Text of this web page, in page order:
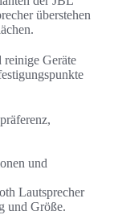
überstehen
reinige Geräte
und
Lautsprecher
und Größe.